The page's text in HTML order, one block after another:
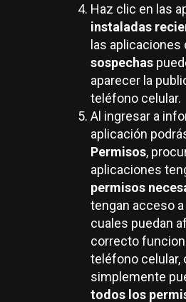
Haz clic en las
instaladas
las aplicaciones
sospechas
aparecer la
teléfono celular.
Al ingresar a
aplicación
Permisos,
aplicaciones
permisos
tengan acceso
cuales puedan
correcto
teléfono celular,
simplemente
todos los